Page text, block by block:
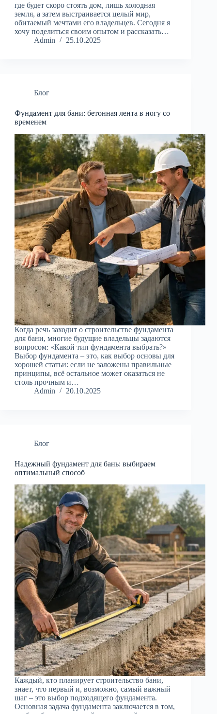
где будет скоро стоять дом, лишь холодная
земля, а затем выстраивается целый мир,
обитаемый мечтами его владельцев. Сегодня я
хочу поделиться своим опытом и рассказать…
Admin
25.10.2025
Блог
Фундамент для бани: бетонная лента в ногу со
временем
Когда речь заходит о строительстве фундамента
для бани, многие будущие владельцы задаются
вопросом: «Какой тип фундамента выбрать?»
Выбор фундамента – это, как выбор основы для
хорошей статьи: если не заложены правильные
принципы, всё остальное может оказаться не
столь прочным и…
Admin
20.10.2025
Блог
Надежный фундамент для бань: выбираем
оптимальный способ
Каждый, кто планирует строительство бани,
знает, что первый и, возможно, самый важный
шаг – это выбор подходящего фундамента.
Основная задача фундамента заключается в том,